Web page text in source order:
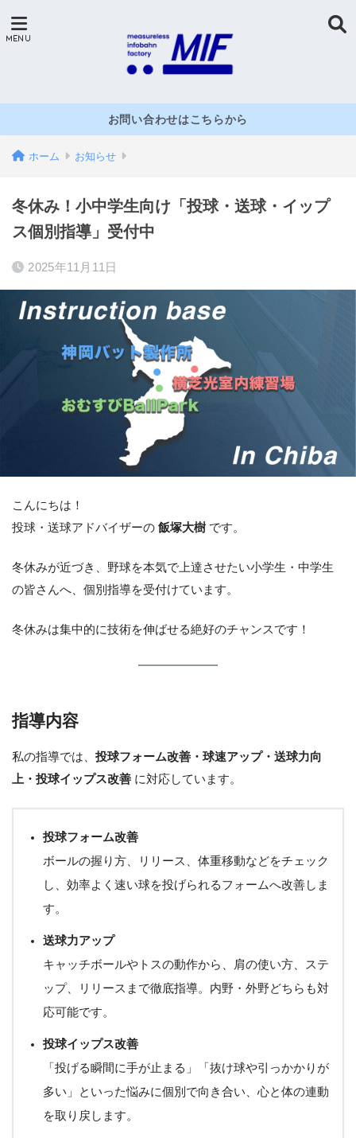
お問い合わせはこちらから
ホーム お知らせ
冬休み！小中学生向け「投球・送球・イップ
ス個別指導」受付中
2025年11月11日
こんにちは！
投球・送球アドバイザーの 飯塚大樹 です。
冬休みが近づき、野球を本気で上達させたい小学生・中学生
の皆さんへ、個別指導を受付けています。
冬休みは集中的に技術を伸ばせる絶好のチャンスです！
指導内容
私の指導では、 投球フォーム改善・球速アップ・送球力向
上・投球イップス改善 に対応しています。
投球フォーム改善
ボールの握り方、リリース、体重移動などをチェック
し、効率よく速い球を投げられるフォームへ改善しま
す。
送球力アップ
キャッチボールやトスの動作から、肩の使い方、ステ
ップ、リリースまで徹底指導。内野・外野どちらも対
応可能です。
投球イップス改善
「投げる瞬間に手が止まる」「抜け球や引っかかりが
多い」といった悩みに個別で向き合い、心と体の連動
を取り戻します。